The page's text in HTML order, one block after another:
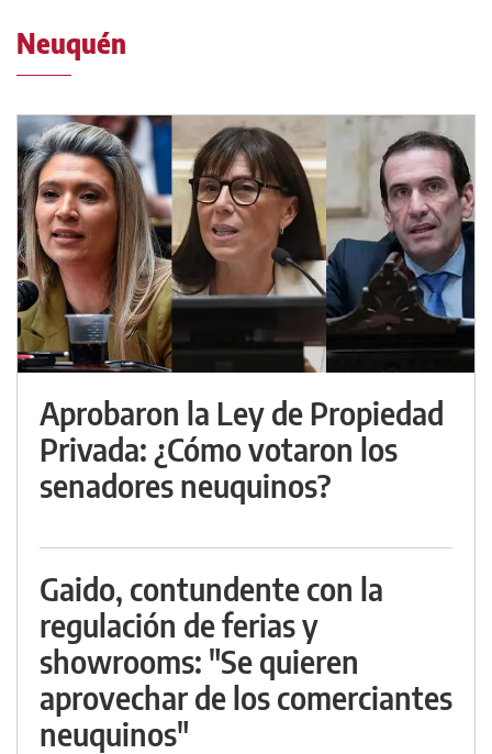
Neuquén
Aprobaron la Ley de Propiedad
Privada: ¿Cómo votaron los
senadores neuquinos?
Gaido, contundente con la
regulación de ferias y
showrooms: "Se quieren
aprovechar de los comerciantes
neuquinos"